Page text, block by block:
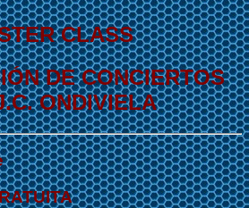
CLASS
DE CONCIERTOS
ONDIVIELA